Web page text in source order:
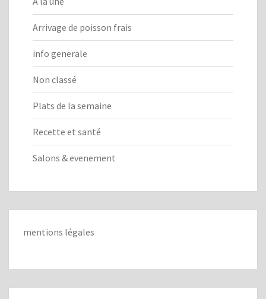
Arrivage de poisson frais
info generale
Non classé
Plats de la semaine
Recette et santé
Salons & evenement
mentions légales